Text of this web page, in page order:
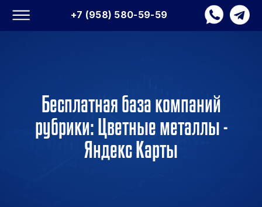
+7 (958) 580-59-59
Бесплатная база компаний
рубрики: Цветные металлы -
Яндекс Карты